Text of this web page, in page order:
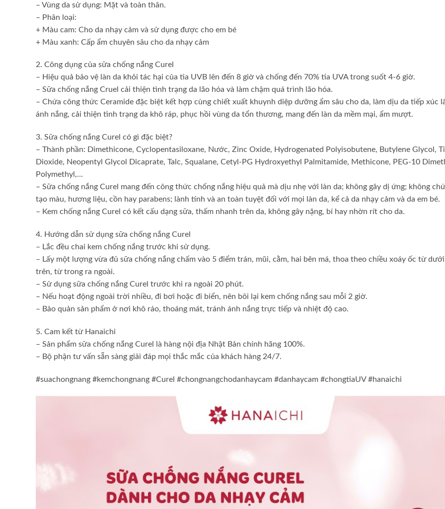
– Vùng da sử dụng: Mặt và toàn thân.
– Phân loại:
+ Màu cam: Cho da nhạy cảm và sử dụng được cho em bé
+ Màu xanh: Cấp ẩm chuyên sâu cho da nhạy cảm
2. Công dụng của sữa chống nắng Curel
– Hiệu quả bảo vệ làn da khỏi tác hại của tia UVB lên đến 8 giờ và chống đến 70% tia UVA trong suốt 4-6 giờ.
– Sữa chống nắng Cruel cải thiện tình trạng da lão hóa và làm chậm quá trình lão hóa.
– Chứa công thức Ceramide đặc biệt kết hợp cùng chiết xuất khuynh diệp dưỡng ẩm sâu cho da, làm dịu da tiếp xúc
ánh nắng, cải thiện tình trạng da khô ráp, phục hồi vùng da tổn thương, mang đến làn da mềm mại, ẩm mượt.
3. Sữa chống nắng Curel có gì đặc biệt?
– Thành phần: Dimethicone, Cyclopentasiloxane, Nước, Zinc Oxide, Hydrogenated Polyisobutene, Butylene Glycol,
Dioxide, Neopentyl Glycol Dicaprate, Talc, Squalane, Cetyl-PG Hydroxyethyl Palmitamide, Methicone, PEG-10
Polymethyl,…
– Sữa chống nắng Curel mang đến công thức chống nắng hiệu quả mà dịu nhẹ với làn da; không gây dị ứng; không
tạo màu, hương liệu, cồn hay parabens; lành tính và an toàn tuyệt đối với mọi làn da, kể cả da nhạy cảm và da em bé.
– Kem chống nắng Curel có kết cấu dạng sữa, thấm nhanh trên da, không gây nặng, bí hay nhờn rít cho da.
4. Hướng dẫn sử dụng sữa chống nắng Curel
– Lắc đều chai kem chống nắng trước khi sử dụng.
– Lấy một lượng vừa đủ sữa chống nắng chấm vào 5 điểm trán, mũi, cằm, hai bên má, thoa theo chiều xoáy ốc từ
trên, từ trong ra ngoài.
– Sử dụng sữa chống nắng Curel trước khi ra ngoài 20 phút.
– Nếu hoạt động ngoài trời nhiều, đi bơi hoặc đi biển, nên bôi lại kem chống nắng sau mỗi 2 giờ.
– Bảo quản sản phẩm ở nơi khô ráo, thoáng mát, tránh ánh nắng trực tiếp và nhiệt độ cao.
5. Cam kết từ Hanaichi
– Sản phẩm sữa chống nắng Curel là hàng nội địa Nhật Bản chính hãng 100%.
– Bộ phận tư vấn sẵn sàng giải đáp mọi thắc mắc của khách hàng 24/7.
#suachongnang #kemchongnang #Curel #chongnangchodanhaycam #danhaycam #chongtiaUV #hanaichi